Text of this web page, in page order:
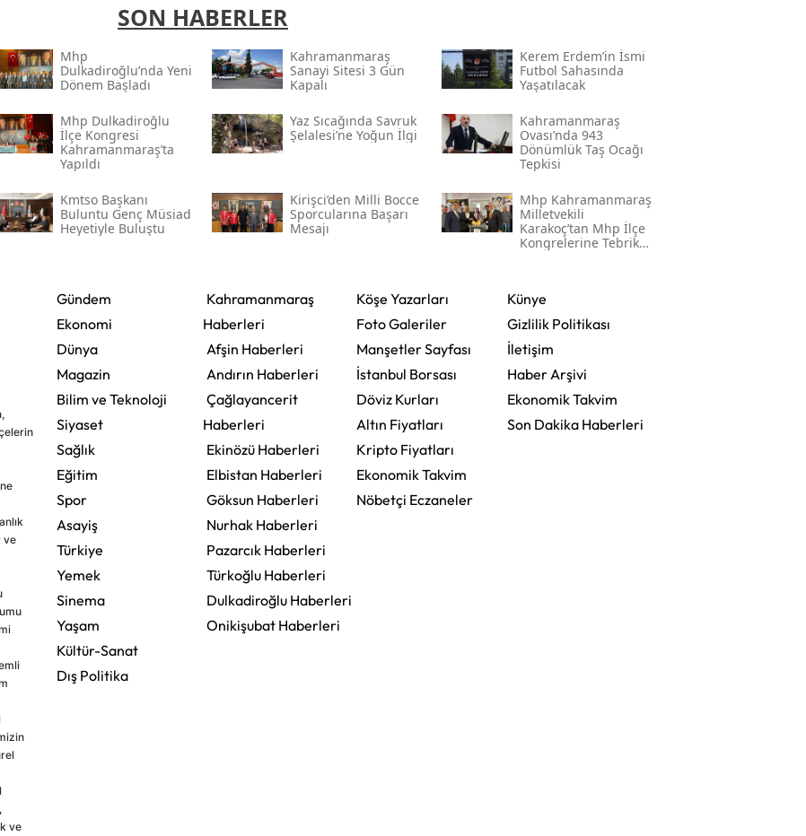
SON HABERLER
Mhp
Dulkadiroğlu’nda Yeni
Dönem Başladı
Kahramanmaraş
Sanayi Sitesi 3 Gün
Kapalı
Kerem Erdem’in İsmi
Futbol Sahasında
Yaşatılacak
Mhp Dulkadiroğlu
İlçe Kongresi
Kahramanmaraş’ta
Yapıldı
Yaz Sıcağında Savruk
Şelalesi’ne Yoğun İlgi
Kahramanmaraş
Ovası’nda 943
Dönümlük Taş Ocağı
Tepkisi
Kmtso Başkanı
Buluntu Genç Müsi̇ad
Heyetiyle Buluştu
Kirişci’den Milli Bocce
Sporcularına Başarı
Mesajı
Mhp Kahramanmaraş
Milletvekili
Karakoç’tan Mhp İlçe
Kongrelerine Tebrik
ve
ve
Gündem
Ekonomi
Dünya
Magazin
Bilim ve Teknoloji
Siyaset
Sağlık
Eğitim
Spor
Asayiş
Türkiye
Yemek
Sinema
Yaşam
Kültür-Sanat
Dış Politika
Kahramanmaraş
Haberleri
Afşin Haberleri
Andırın Haberleri
Çağlayancerit
Haberleri
Ekinözü Haberleri
Elbistan Haberleri
Göksun Haberleri
Nurhak Haberleri
Pazarcık Haberleri
Türkoğlu Haberleri
Dulkadiroğlu Haberleri
Onikişubat Haberleri
Köşe Yazarları
Foto Galeriler
Manşetler Sayfası
İstanbul Borsası
Döviz Kurları
Altın Fiyatları
Kripto Fiyatları
Ekonomik Takvim
Nöbetçi Eczaneler
Künye
Gizlilik Politikası
İletişim
Haber Arşivi
Ekonomik Takvim
Son Dakika Haberleri